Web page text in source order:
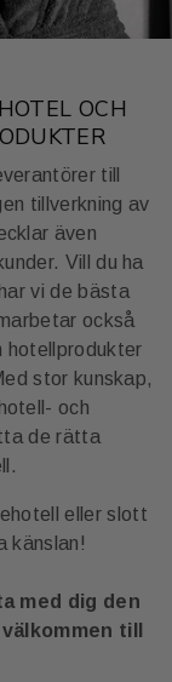
OCH
till
tillverkning av
även
Vill du ha
vi de bästa
också
hotellprodukter
stor kunskap,
och
de rätta
eller slott
känslan!
med dig den
till